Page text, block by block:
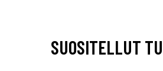
SUOSITELLUT